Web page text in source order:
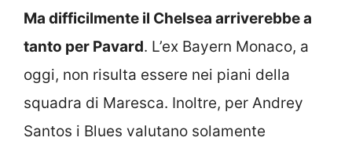
Ma difficilmente il Chelsea arriverebbe a
tanto per Pavard. L’ex Bayern Monaco, a
oggi, non risulta essere nei piani della
squadra di Maresca. Inoltre, per Andrey
Santos i Blues valutano solamente